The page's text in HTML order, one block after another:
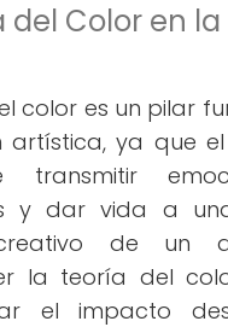
del Color en
color es un pilar
artística, ya que
y dar vida a
de un
la teoría del
el impacto